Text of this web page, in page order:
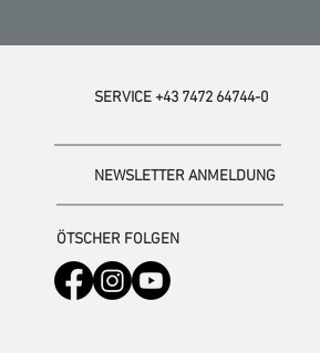
SERVICE +43 7472 64744-0
NEWSLETTER ANMELDUNG
ÖTSCHER FOLGEN